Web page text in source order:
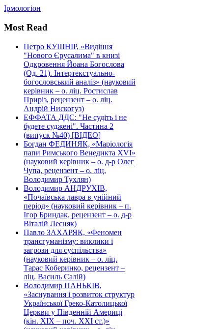
Ірмологіон
Most Read
Петро КУШНІР, «Видіння
"Нового Єрусалима" в книзі
Одкровення Йоана Богослова
(Од. 21). Інтертекстуально-
богословський аналіз» (науковий
керівник – о. ліц. Ростислав
Приріз, рецензент – о. ліц.
Андрій Нискогуз)
ЕФФАТА ДДС: "Не судіть і не
будете суджені". Частина 2
(випуск №40) [ВІДЕО]
Богдан ФЕДИНЯК, «Маріологія
папи Римського Венедикта XVI»
(науковий керівник – о. д-р Олег
Чупа, рецензент – о. ліц.
Володимир Тухлян)
Володимир АНДРУХІВ,
«Почаївська лавра в унійний
період» (науковий керівник – п.
Ігор Бриндак, рецензент – о. д-р
Віталій Лесняк)
Павло ЗАХАРЯК, «Феномен
трансгуманізму: виклики і
загрози для суспільства»
(науковий керівник – о. ліц.
Тарас Коберинко, рецензент –
ліц. Василь Салій)
Володимир ПАНЬКІВ,
«Заснування і розвиток структур
Української Греко-Католицької
Церкви у Південній Америці
(кін. ХІХ – поч. ХХІ ст.)»